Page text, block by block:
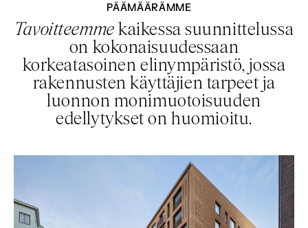
PÄÄMÄÄRÄMME
Tavoitteemme kaikessa suunnittelussa
on kokonaisuudessaan
korkeatasoinen elinympäristö, jossa
rakennusten käyttäjien tarpeet ja
luonnon monimuotoisuuden
edellytykset on huomioitu.